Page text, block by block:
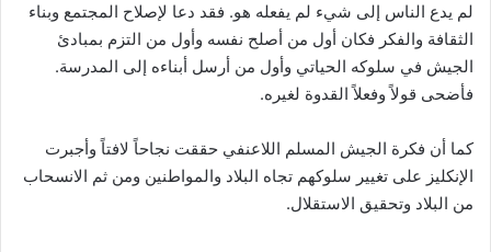
لم يدع الناس إلى شيء لم يفعله هو. فقد دعا لإصلاح المجتمع وبناء
الثقافة والفكر فكان أول من أصلح نفسه وأول من التزم بمبادئ
الجيش في سلوكه الحياتي وأول من أرسل أبناءه إلى المدرسة.
فأضحى قولاً وفعلاً القدوة لغيره.
كما أن فكرة الجيش المسلم اللاعنفي حققت نجاحاً لافتاً وأجبرت
الإنكليز على تغيير سلوكهم تجاه البلاد والمواطنين ومن ثم الانسحاب
من البلاد وتحقيق الاستقلال.